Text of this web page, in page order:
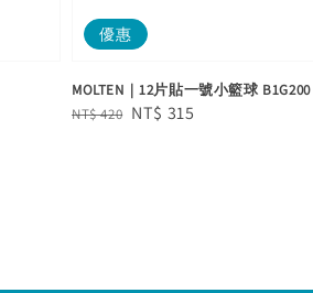
優惠
MOLTEN｜12片貼一號小籃球 B1G200
Regular
NT$ 420 Sale
NT$ 315